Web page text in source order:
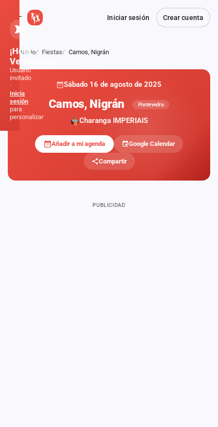
Iniciar sesión Crear cuenta
Atrás
Inicio Fiestas Camos, Nigrán
Sábado 16 de agosto de 2025
Camos, Nigrán Pontevedra
Charanga IMPERIAIS
Añadir a mi agenda Google Calendar
Compartir
PUBLICIDAD
¡Hola,
Verbener@!
Usuario
invitado
·
Inicia
sesión
para
personalizar